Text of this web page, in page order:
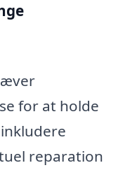
for at holde
reparation